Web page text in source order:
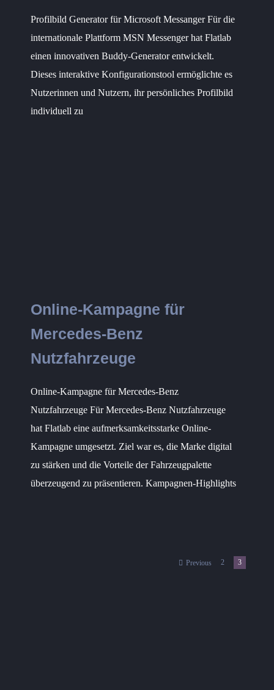
Profilbild Generator für Microsoft Messanger Für die
internationale Plattform MSN Messenger hat Flatlab
einen innovativen Buddy-Generator entwickelt.
Dieses interaktive Konfigurationstool ermöglichte es
Nutzerinnen und Nutzern, ihr persönliches Profilbild
individuell zu
Online-Kampagne für
Mercedes-Benz
Nutzfahrzeuge
Online-Kampagne für Mercedes-Benz
Nutzfahrzeuge Für Mercedes-Benz Nutzfahrzeuge
hat Flatlab eine aufmerksamkeitsstarke Online-
Kampagne umgesetzt. Ziel war es, die Marke digital
zu stärken und die Vorteile der Fahrzeugpalette
überzeugend zu präsentieren. Kampagnen-Highlights
Previous 2 3